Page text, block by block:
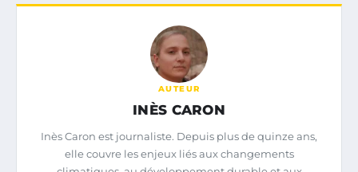
AUTEUR
INÈS CARON
Inès Caron est journaliste. Depuis plus de quinze ans,
elle couvre les enjeux liés aux changements